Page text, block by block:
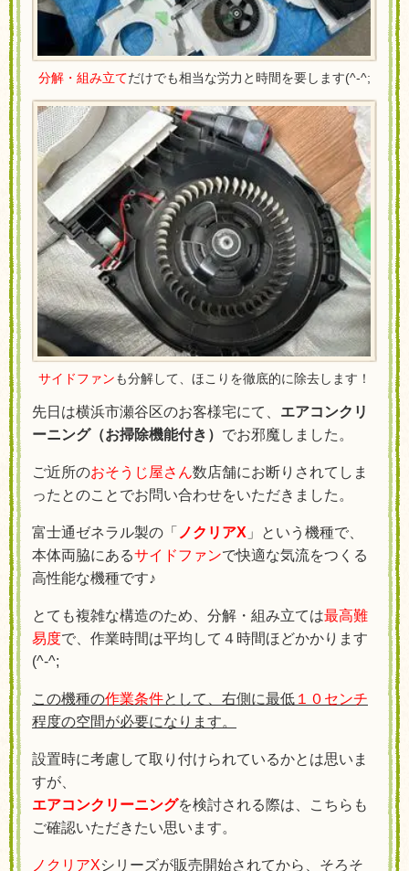
分解・組み立てだけでも相当な労力と時間を要します(^-^;
サイドファンも分解して、ほこりを徹底的に除去します！
先日は横浜市瀬谷区のお客様宅にて、 エアコンクリ
ーニング（お掃除機能付き） でお邪魔しました。
ご近所のおそうじ屋さん数店舗にお断りされてしま
ったとのことでお問い合わせをいただきました。
富士通ゼネラル製の「 ノクリアX 」という機種で、
本体両脇にあるサイドファンで快適な気流をつくる
高性能な機種です♪
とても複雑な構造のため、分解・組み立ては最高難
易度で、作業時間は平均して４時間ほどかかります
(^-^;
この機種の作業条件として、右側に最低 １０センチ
程度の空間が必要になります。
設置時に考慮して取り付けられているかとは思いま
すが、
エアコンクリーニングを検討される際は、こちらも
ご確認いただきたい思います。
ノクリアXシリーズが販売開始されてから、そろそ